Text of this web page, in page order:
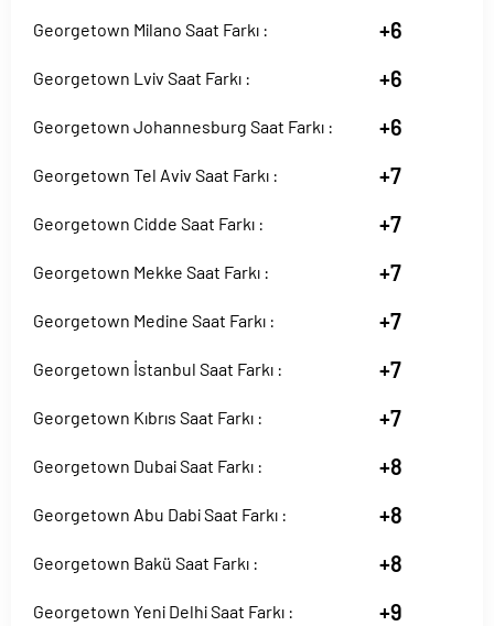
Georgetown Milano Saat Farkı : +6
Georgetown Lviv Saat Farkı : +6
Georgetown Johannesburg Saat Farkı : +6
Georgetown Tel Aviv Saat Farkı : +7
Georgetown Cidde Saat Farkı : +7
Georgetown Mekke Saat Farkı : +7
Georgetown Medine Saat Farkı : +7
Georgetown İstanbul Saat Farkı : +7
Georgetown Kıbrıs Saat Farkı : +7
Georgetown Dubai Saat Farkı : +8
Georgetown Abu Dabi Saat Farkı : +8
Georgetown Bakü Saat Farkı : +8
Georgetown Yeni Delhi Saat Farkı : +9